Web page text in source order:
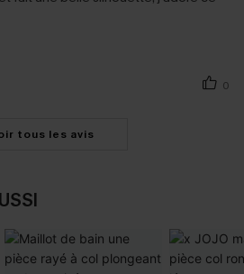
0
tous les avis